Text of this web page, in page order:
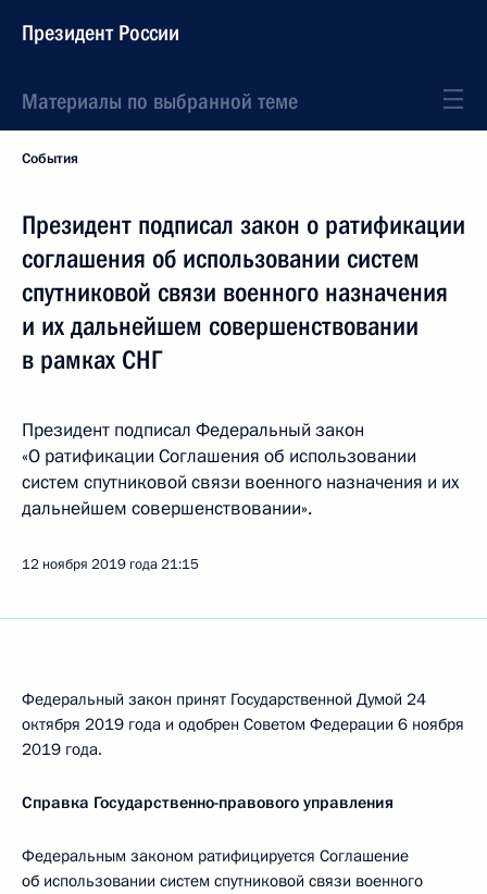
Президент России
Материалы по выбранной теме
События
Президент подписал закон о ратификации
соглашения об использовании систем
спутниковой связи военного назначения
и их дальнейшем совершенствовании
в рамках СНГ
Президент подписал Федеральный закон
«О ратификации Соглашения об использовании
систем спутниковой связи военного назначения и их
дальнейшем совершенствовании».
12 ноября 2019 года21:15
Федеральный закон принят Государственной Думой 24
октября 2019 года и одобрен Советом Федерации 6 ноября
2019 года.
Справка Государственно-правового управления
Федеральным законом ратифицируется Соглашение
об использовании систем спутниковой связи военного